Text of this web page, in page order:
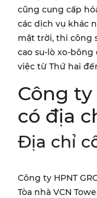
cũng cung cấp
các dịch vụ khác
mặt trời, thi công
cao su-lò xo-bông
việc từ Thứ hai
Công ty
có địa
Địa chỉ
Công ty HPNT
Tòa nhà VCN